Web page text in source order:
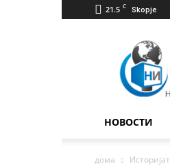
21.5 C Skopje
НОВОСТИ
дома Историјат